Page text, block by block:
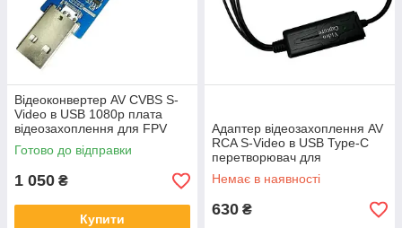
Відеоконвертер AV CVBS S-
Video в USB 1080p плата
відеозахоплення для FPV
камер Android Windows
Готово до відправки
1 050 ₴
Купити
Адаптер відеозахоплення AV
RCA S-Video в USB Type-C
перетворювач для
оцифрування VHS запису
відео на ПК
Немає в наявності
630 ₴